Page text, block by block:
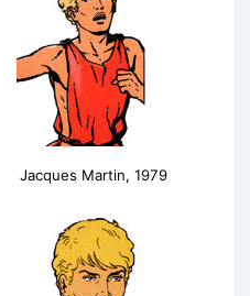
Jacques Martin, 1979